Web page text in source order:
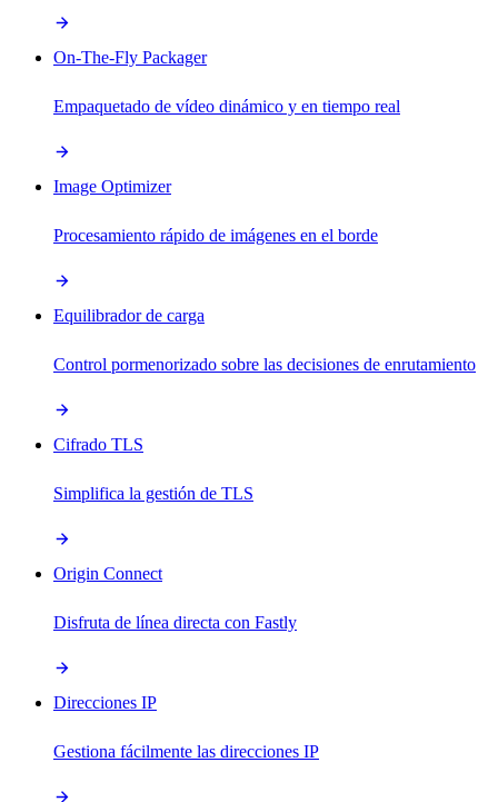
On-The-Fly Packager
Empaquetado de vídeo dinámico y en tiempo real
Image Optimizer
Procesamiento rápido de imágenes en el borde
Equilibrador de carga
Control pormenorizado sobre las decisiones de enrutamiento
Cifrado TLS
Simplifica la gestión de TLS
Origin Connect
Disfruta de línea directa con Fastly
Direcciones IP
Gestiona fácilmente las direcciones IP